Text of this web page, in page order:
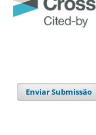
Enviar Submissão